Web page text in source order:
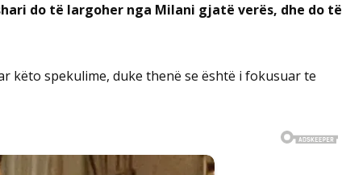
do të largoher nga Milani gjatë verës, dhe do të
këto spekulime, duke thenë se është i fokusuar te